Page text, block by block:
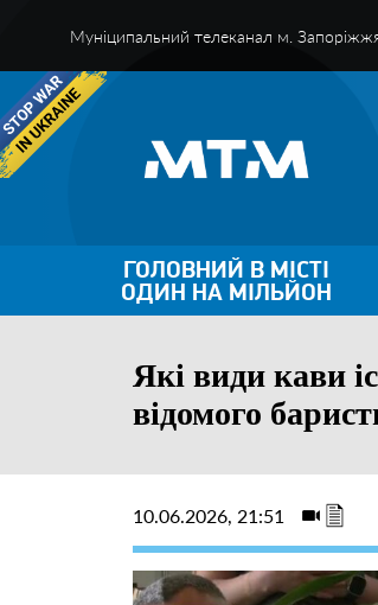
Муніципальний телеканал м.
ГОЛОВНИЙ В МІСТІ
ОДИН НА МІЛЬЙОН
Які види кави
відомого
10.06.2026, 21:51